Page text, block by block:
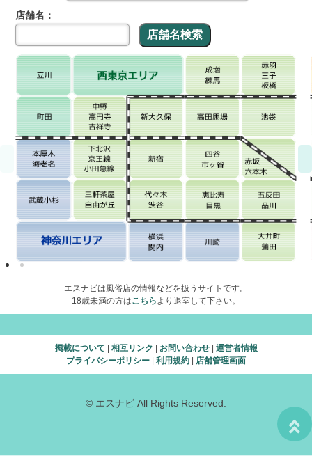
店舗名：
エスナビは風俗店の情報などを扱うサイトです。
18歳未満の方はこちらより退室して下さい。
掲載について 相互リンク お問い合わせ| 運営者情報
プライバシーポリシー
利用規約 店舗管理画面
© エスナビ All Rights Reserved.